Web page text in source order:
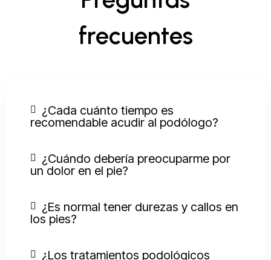
frecuentes
¿Cada cuánto tiempo es
recomendable acudir al podólogo?
¿Cuándo debería preocuparme por
un dolor en el pie?
¿Es normal tener durezas y callos en
los pies?
¿Los tratamientos podológicos